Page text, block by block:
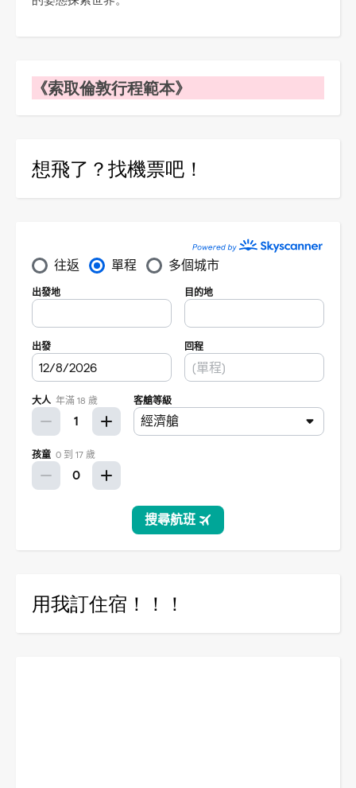
《索取倫敦行程範本》
想飛了？找機票吧！
用我訂住宿！！！